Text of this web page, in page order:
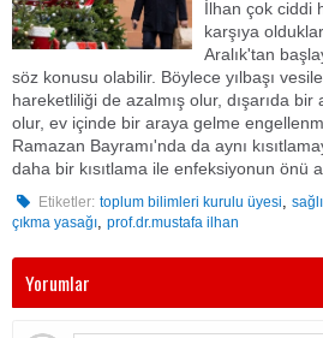
İlhan çok ciddi
karşıya
Aralık'tan
söz konusu olabilir. Böylece yılbaşı
hareketliliği de azalmış olur, dışarıda
olur, ev içinde bir araya gelme
Ramazan Bayramı'nda da aynı
daha bir kısıtlama ile enfeksiyonun önü
Etiketler: toplum bilimleri kurulu üyesi,
çıkma yasağı, prof.dr.mustafa ilhan
Yorumlar